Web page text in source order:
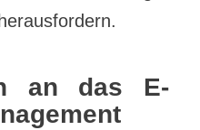
an das E-